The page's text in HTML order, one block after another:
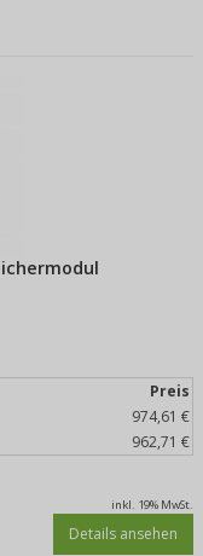
Preis
974,61 €
962,71 €
inkl. 19% MwSt.
Details ansehen